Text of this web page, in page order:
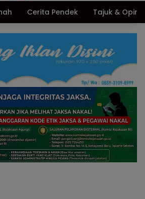
Cerita Pendek Tajuk & Opini